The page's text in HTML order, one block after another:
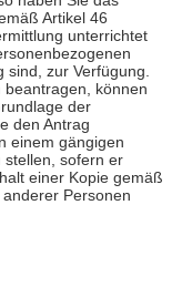
Artikel 46
unterrichtet
zur Verfügung.
beantragen, können
der
den Antrag
einem gängigen
stellen, sofern er
einer Kopie gemäß
Personen